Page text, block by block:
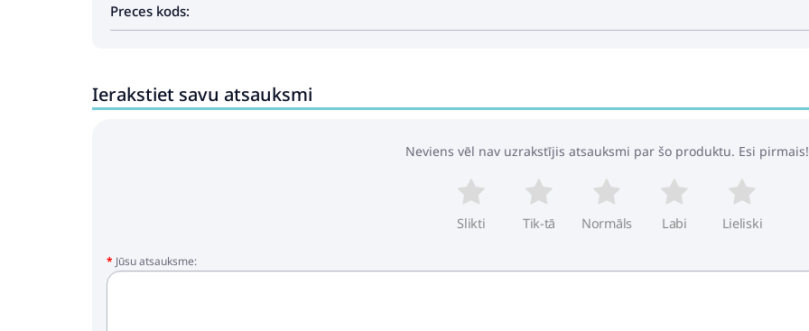
Preces kods:
Ierakstiet savu atsauksmi
Neviens vēl nav uzrakstījis atsauksmi par šo produktu. Esi pirmais!
Slikti Tik-tā Normāls Labi Lieliski
Jūsu atsauksme: